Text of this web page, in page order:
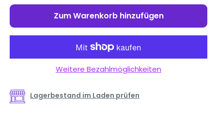
Zum Warenkorb hinzufügen
Weitere Bezahlmöglichkeiten
Lagerbestand im Laden prüfen